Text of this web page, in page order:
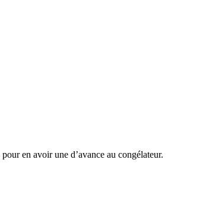
en avoir une d’avance au congélateur.